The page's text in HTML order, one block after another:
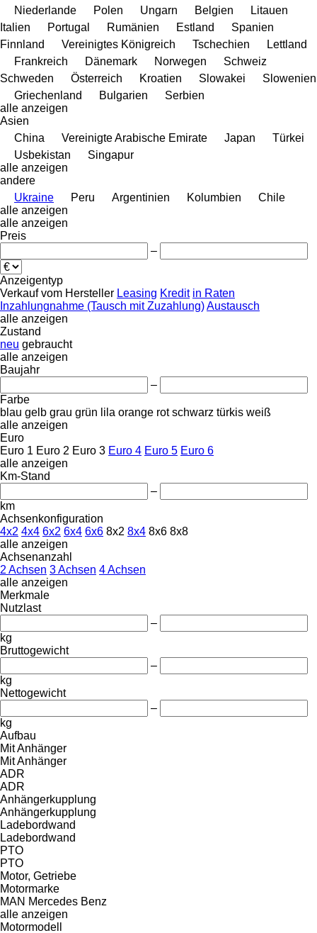
Niederlande
Polen Ungarn Belgien
Litauen
Italien
Portugal Rumänien Estland
Spanien
Finnland
Vereinigtes Königreich Tschechien
Lettland
Frankreich
Dänemark Norwegen
Schweiz
Schweden
Österreich Kroatien Slowakei
Slowenien
Griechenland
Bulgarien
Serbien
alle anzeigen
Asien
China
Vereinigte Arabische Emirate Japan
Türkei
Usbekistan
Singapur
alle anzeigen
andere
Ukraine
Peru Argentinien Kolumbien
Chile
alle anzeigen
alle anzeigen
Preis
–
Anzeigentyp
Verkauf vom Hersteller Leasing Kredit in Raten
Inzahlungnahme (Tausch mit Zuzahlung)Austausch
alle anzeigen
Zustand
neu gebraucht
alle anzeigen
Baujahr
–
Farbe
blau gelb grau grün lila orange rot schwarz türkis weiß
alle anzeigen
Euro
Euro 1 Euro 2 Euro 3 Euro 4 Euro 5 Euro 6
alle anzeigen
Km-Stand
–
km
Achsenkonfiguration
4x2 4x4 6x2 6x4 6x6 8x2 8x4 8x6 8x8
alle anzeigen
Achsenanzahl
2 Achsen 3 Achsen 4 Achsen
alle anzeigen
Merkmale
Nutzlast
–
kg
Bruttogewicht
–
kg
Nettogewicht
–
kg
Aufbau
Mit Anhänger
Mit Anhänger
ADR
ADR
Anhängerkupplung
Anhängerkupplung
Ladebordwand
Ladebordwand
PTO
PTO
Motor, Getriebe
Motormarke
MAN Mercedes Benz
alle anzeigen
Motormodell